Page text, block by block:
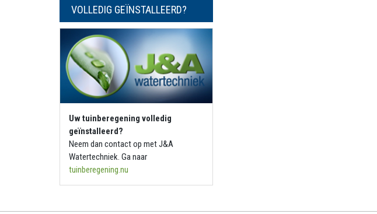
VOLLEDIG GEÏNSTALLEERD?
Uw tuinberegening volledig
geïnstalleerd?
Neem dan contact op met J&A
Watertechniek. Ga naar
tuinberegening.nu